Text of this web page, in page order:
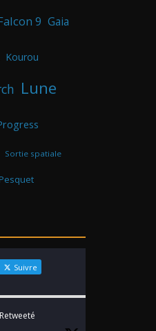
9 Gaia
Kourou
Lune
Sortie spatiale
Suivre